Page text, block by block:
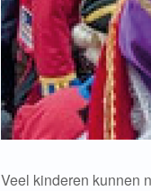
Veel kinderen kunnen